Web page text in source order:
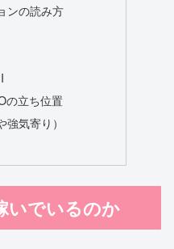
ンの読み方
の立ち位置
気寄り）
いでいるのか